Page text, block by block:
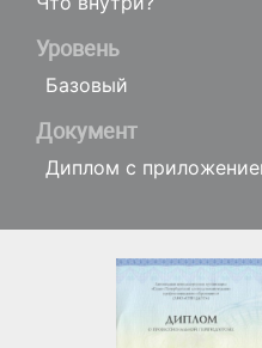
Уровень
Базовый
Документ
Диплом с